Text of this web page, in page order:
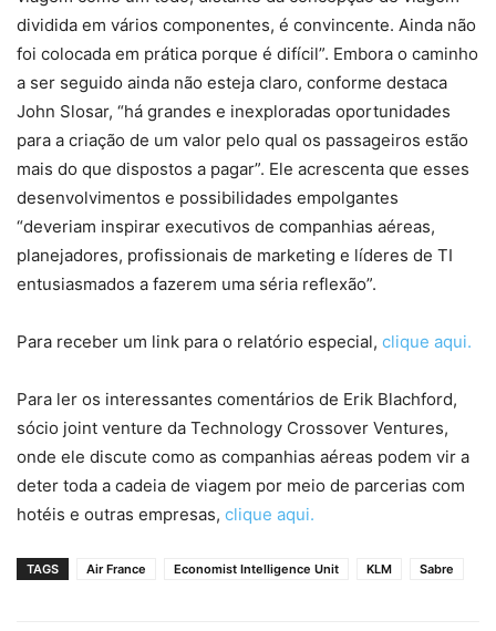
dividida em vários componentes, é convincente. Ainda não
foi colocada em prática porque é difícil”. Embora o caminho
a ser seguido ainda não esteja claro, conforme destaca
John Slosar, “há grandes e inexploradas oportunidades
para a criação de um valor pelo qual os passageiros estão
mais do que dispostos a pagar”. Ele acrescenta que esses
desenvolvimentos e possibilidades empolgantes
“deveriam inspirar executivos de companhias aéreas,
planejadores, profissionais de marketing e líderes de TI
entusiasmados a fazerem uma séria reflexão”.
Para receber um link para o relatório especial, clique aqui.
Para ler os interessantes comentários de Erik Blachford,
sócio joint venture da Technology Crossover Ventures,
onde ele discute como as companhias aéreas podem vir a
deter toda a cadeia de viagem por meio de parcerias com
hotéis e outras empresas, clique aqui.
TAGS Air France Economist Intelligence Unit KLM Sabre